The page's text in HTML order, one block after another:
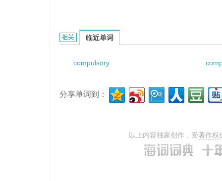
compulsory purchase procedure的相关资料：
临近单词
compulsory
分享单词到：
以上内容独家创作，受著作权